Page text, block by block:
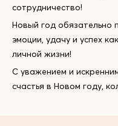
сотрудничество!
Новый год обязательно
эмоции, удачу и успех
личной жизни!
С уважением и
счастья в Новом году,